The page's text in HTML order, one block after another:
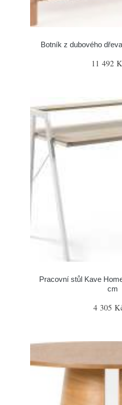
Botník z dubového
11 492
Pracovní stůl Kave
cm
4 305